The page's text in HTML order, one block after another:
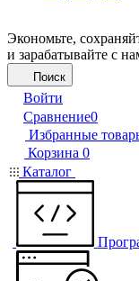
Экономьте,
и зарабатывайте с
Поиск
Войти
Сравнение0
Избранные
Корзина 0
Каталог